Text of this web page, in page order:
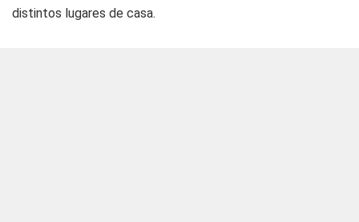
distintos lugares de casa.